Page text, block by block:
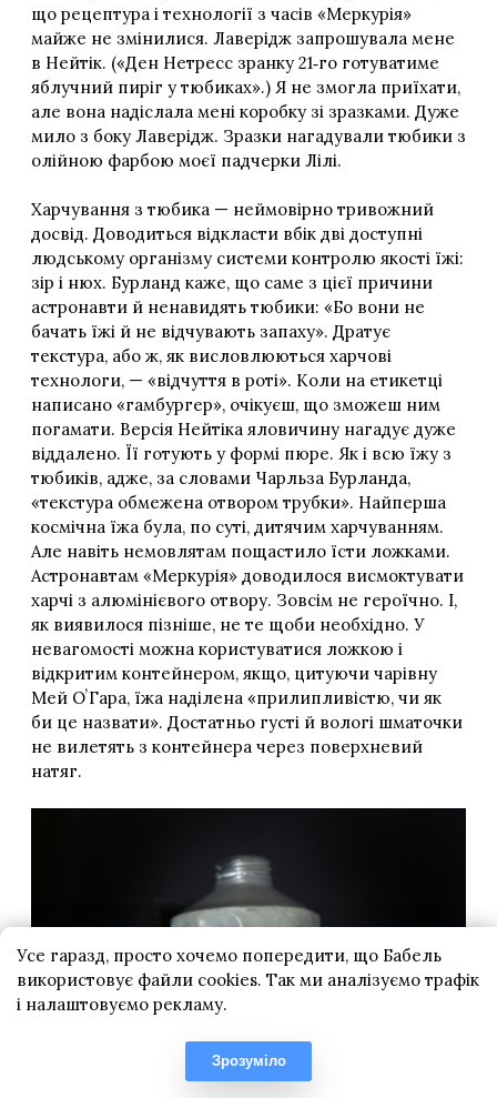
Усе гаразд, просто хочемо попередити, що Бабель
використовує файли cookies. Так ми аналізуємо трафік
і налаштовуємо рекламу.
Зрозуміло